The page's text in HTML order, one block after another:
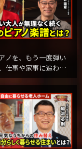
ノを、もう一度弾い
仕事や家事に追わ
す。 また、ピアノに